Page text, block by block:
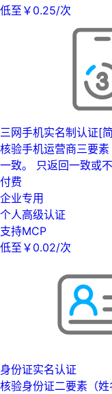
低至￥0.25/次
三网手机实名制认证[
核验手机运营商三要
一致。 只返回一致或
付费
企业专用
个人高级认证
支持MCP
低至￥0.02/次
身份证实名认证
核验身份证二要素（姓